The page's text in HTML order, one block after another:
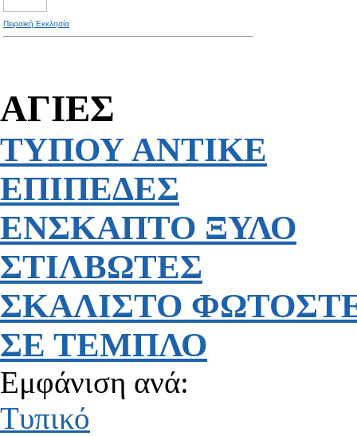
Πειραϊκή Εκκλησία
ΑΓΙΕΣ
ΤΥΠΟΥ ΑΝΤΙΚΕ
ΕΠΙΠΕΔΕΣ
ΕΝΣΚΑΠΤΟ ΞΥΛΟ
ΣΤΙΛΒΩΤΕΣ
ΣΚΑΛΙΣΤΟ
ΣΕ ΤΕΜΠΛΟ
Εμφάνιση ανά:
Τυπικό